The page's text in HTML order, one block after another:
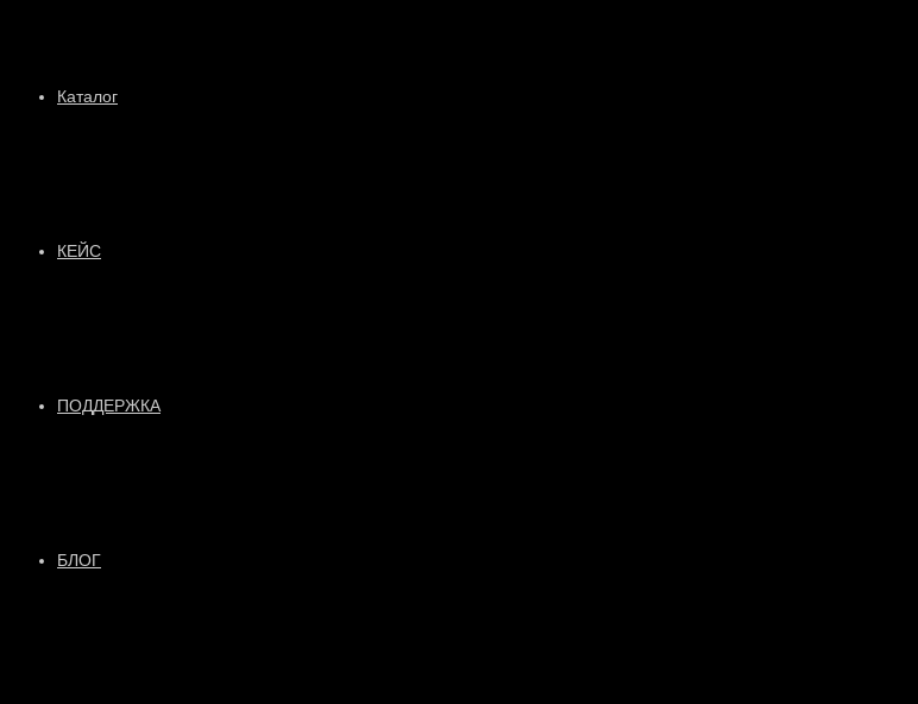
Каталог
КЕЙС
ПОДДЕРЖКА
БЛОГ